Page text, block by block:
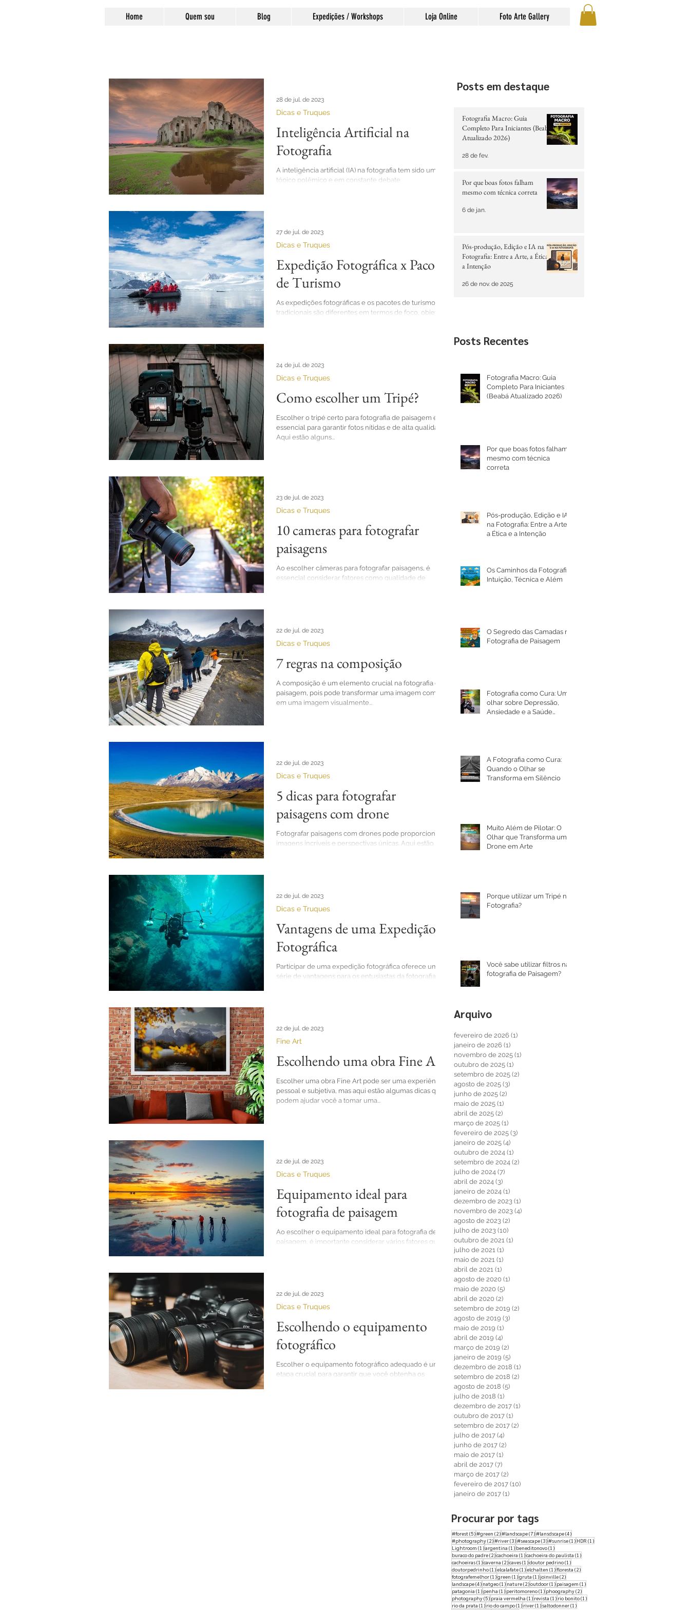
Home Quem sou Blog Expedições / Workshops Loja Online Foto Arte Gallery
Inteligência Artificial na
Fotografia
A inteligência artificial (IA) na fotografia tem sido um
tópico polêmico e em constante debate,
Dicas e Truques
28 de jul. de 2023
Expedição Fotográfica x Pacote
de Turismo
As expedições fotográficas e os pacotes de turismo
tradicionais são diferentes em termos de foco, objetivo
Dicas e Truques
27 de jul. de 2023
Como escolher um Tripé?
Escolher o tripé certo para fotografia de paisagem é
essencial para garantir fotos nítidas e de alta qualidade.
Aqui estão alguns...
Dicas e Truques
24 de jul. de 2023
10 cameras para fotografar
paisagens
Ao escolher câmeras para fotografar paisagens, é
essencial considerar fatores como qualidade de
Dicas e Truques
23 de jul. de 2023
7 regras na composição
A composição é um elemento crucial na fotografia de
paisagem, pois pode transformar uma imagem comum
em uma imagem visualmente...
Dicas e Truques
22 de jul. de 2023
5 dicas para fotografar
paisagens com drone
Fotografar paisagens com drones pode proporcionar
imagens incríveis e perspectivas únicas. Aqui estão
Dicas e Truques
22 de jul. de 2023
Vantagens de uma Expedição
Fotográfica
Participar de uma expedição fotográfica oferece uma
série de vantagens para os entusiastas da fotografia.
Dicas e Truques
22 de jul. de 2023
Escolhendo uma obra Fine Art
Escolher uma obra Fine Art pode ser uma experiência
pessoal e subjetiva, mas aqui estão algumas dicas que
podem ajudar você a tomar uma...
Fine Art
22 de jul. de 2023
Equipamento ideal para
fotografia de paisagem
Ao escolher o equipamento ideal para fotografia de
paisagem, é importante considerar vários fatores que
Dicas e Truques
22 de jul. de 2023
Escolhendo o equipamento
fotográfico
Escolher o equipamento fotográfico adequado é uma
etapa crucial para garantir que você obtenha os
Dicas e Truques
22 de jul. de 2023
Posts em destaque
Fotografia Macro: Guia
Completo Para Iniciantes (Beabá
Atualizado 2026)
28 de fev.
Por que boas fotos falham
mesmo com técnica correta
6 de jan.
Pós-produção, Edição e IA na
Fotografia: Entre a Arte, a Ética e
a Intenção
26 de nov. de 2025
Posts Recentes
Fotografia Macro: Guia
Completo Para Iniciantes
(Beabá Atualizado 2026)
Por que boas fotos falham
mesmo com técnica
correta
Pós-produção, Edição e IA
na Fotografia: Entre a Arte,
a Ética e a Intenção
Os Caminhos da Fotografia:
Intuição, Técnica e Além
O Segredo das Camadas na
Fotografia de Paisagem
Fotografia como Cura: Um
olhar sobre Depressão,
Ansiedade e a Saúde
A Fotografia como Cura:
Quando o Olhar se
Transforma em Silêncio
Muito Além de Pilotar: O
Olhar que Transforma um
Drone em Arte
Porque utilizar um Tripé na
Fotografia?
Você sabe utilizar filtros na
fotografia de Paisagem?
Arquivo
fevereiro de 2026 (1)
janeiro de 2026 (1)
novembro de 2025 (1)
outubro de 2025 (1)
setembro de 2025 (2)
agosto de 2025 (3)
junho de 2025 (2)
maio de 2025 (1)
abril de 2025 (2)
março de 2025 (1)
fevereiro de 2025 (3)
janeiro de 2025 (4)
outubro de 2024 (1)
setembro de 2024 (2)
julho de 2024 (7)
abril de 2024 (3)
janeiro de 2024 (1)
dezembro de 2023 (1)
novembro de 2023 (4)
agosto de 2023 (2)
julho de 2023 (10)
outubro de 2021 (1)
julho de 2021 (1)
maio de 2021 (1)
abril de 2021 (1)
agosto de 2020 (1)
maio de 2020 (5)
abril de 2020 (2)
setembro de 2019 (2)
agosto de 2019 (3)
maio de 2019 (1)
abril de 2019 (4)
março de 2019 (2)
janeiro de 2019 (5)
dezembro de 2018 (1)
setembro de 2018 (2)
agosto de 2018 (5)
julho de 2018 (1)
dezembro de 2017 (1)
outubro de 2017 (1)
setembro de 2017 (2)
julho de 2017 (4)
junho de 2017 (2)
maio de 2017 (1)
abril de 2017 (7)
março de 2017 (2)
fevereiro de 2017 (10)
janeiro de 2017 (1)
Procurar por tags
#forest(5)5 posts
#green (2)2 posts
#landscape(7)7 posts
#lansdscape(4)4 posts
#photography(2)2 posts
#river(3)3 posts
#seascape(3)3 posts
#sunrise(1)1 post
HDR (1)1 post
Lightroom (1)1 post
argentina (1)1 post
beneditonovo(1)1 post
buraco do padre(2)2 posts
cachoeira (1)1 post
cachoeira do paulista (1)1 post
cachoeiras(1)1 post
caverna (2)2 posts
caves(1)1 post
doutor pedrino(1)1 post
doutorpedrinho(1)1 post
elcalafate(1)1 post
elchalten (1)1 post
floresta (2)2 posts
fotografemelhor(1)1 post
green (1)1 post
gruta (1)1 post
joinville(2)2 posts
landscape(4)4 posts
natgeo(1)1 post
nature(2)2 posts
outdoor(1)1 post
paisagem (1)1 post
patagonia (1)1 post
penha (1)1 post
peritomoreno(1)1 post
phoography(2)2 posts
photography(5)5 posts
praia vermelha (1)1 post
revista (1)1 post
rio bonito(1)1 post
rio da prata (1)1 post
rio do campo(1)1 post
river(1)1 post
saltodonner(1)1 post